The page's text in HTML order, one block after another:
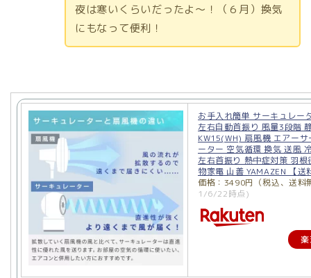
夜は寒いくらいだったよ〜！（６月）換気
にもなって便利！
お手入れ簡単 サーキュレー
左右自動首振り 風量3段階
KW15(WH) 扇風機 エアー
ーター 空気循環 換気 送風
左右首振り 熱中症対策 羽根
物家電 山善 YAMAZEN 【送
価格：3490円（税込、送
1/6/22時点)